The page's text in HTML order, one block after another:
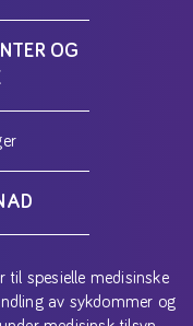
OG
spesielle medisinske
av sykdommer og